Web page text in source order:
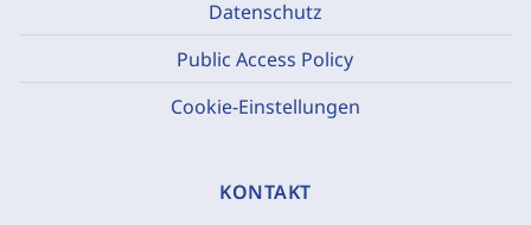
Datenschutz
Public Access Policy
Cookie-Einstellungen
KONTAKT